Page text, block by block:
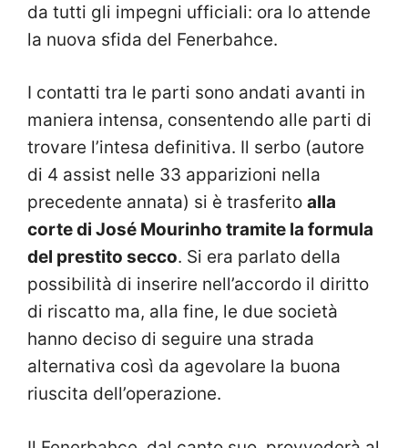
da tutti gli impegni ufficiali: ora lo attende
la nuova sfida del Fenerbahce.
I contatti tra le parti sono andati avanti in
maniera intensa, consentendo alle parti di
trovare l’intesa definitiva. Il serbo (autore
di 4 assist nelle 33 apparizioni nella
precedente annata) si è trasferito alla
corte di José Mourinho tramite la formula
del prestito secco. Si era parlato della
possibilità di inserire nell’accordo il diritto
di riscatto ma, alla fine, le due società
hanno deciso di seguire una strada
alternativa così da agevolare la buona
riuscita dell’operazione.